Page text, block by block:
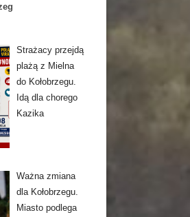
Strażacy przejdą
plażą z Mielna
do Kołobrzegu.
Idą dla chorego
Kazika
Ważna zmiana
dla Kołobrzegu.
Miasto podlega